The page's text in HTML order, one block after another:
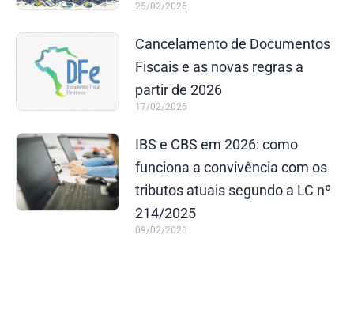
25/02/2026
Cancelamento de Documentos
Fiscais e as novas regras a
partir de 2026
17/02/2026
IBS e CBS em 2026: como
funciona a convivência com os
tributos atuais segundo a LC nº
214/2025
09/02/2026